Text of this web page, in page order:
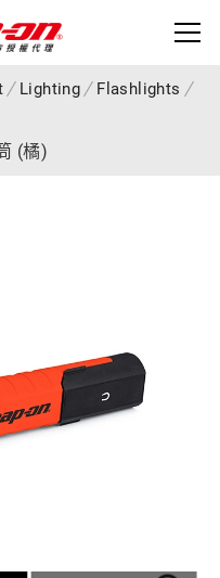
Lighting
Flashlights
(橘)